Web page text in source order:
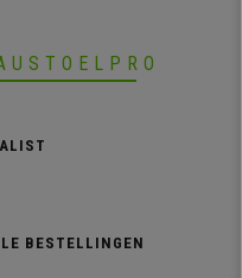
BESTELLINGEN